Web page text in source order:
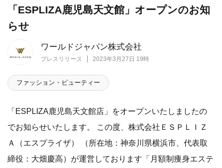
ワールドジャパン株式会社
プレスリリース 2023年3月27日 19時
「ESPLIZA鹿児島天文館」オープンのお知
らせ
ファッション・ビューティー
「ESPLIZA鹿児島天文館店」をオープンいたしましたの
でお知らせいたします。 この度、株式会社ＥＳＰＬＩＺ
Ａ（エスプライザ） （所在地：神奈川県横浜市、代表取
締役：大畑慶高）が運営しております「月額制痩身エステ